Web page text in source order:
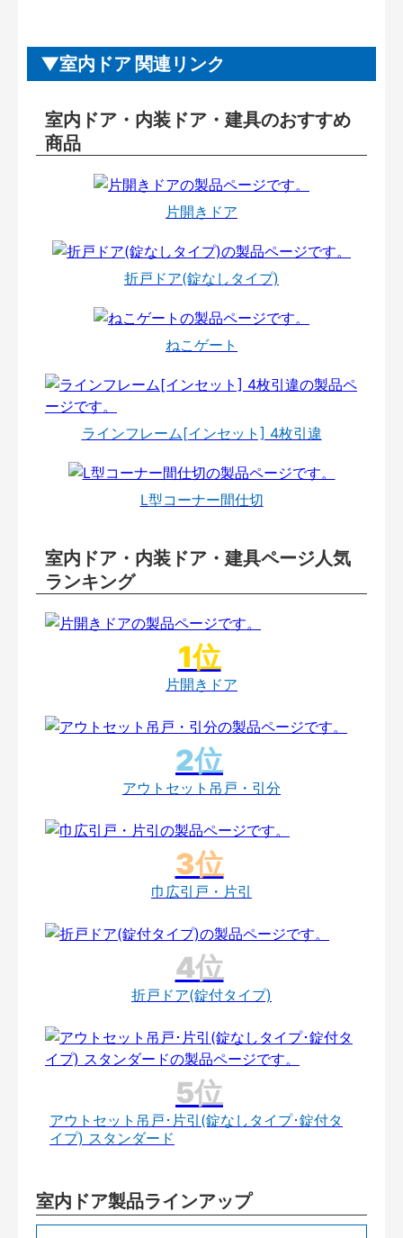
室内ドア 関連リンク
室内ドア・内装ドア・建具のおすすめ
商品
片開きドア
折戸ドア(錠なしタイプ)
ねこゲート
ラインフレーム[インセット] 4枚引違
L型コーナー間仕切
室内ドア・内装ドア・建具ページ人気
ランキング
片開きドア
アウトセット吊戸・引分
巾広引戸・片引
折戸ドア(錠付タイプ)
アウトセット吊戸･片引(錠なしタイプ･錠付タ
イプ) スタンダード
室内ドア製品ラインアップ